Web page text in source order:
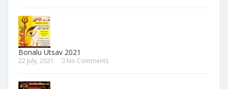
Bonalu Utsav 2021
22 July, 2021 No Comments